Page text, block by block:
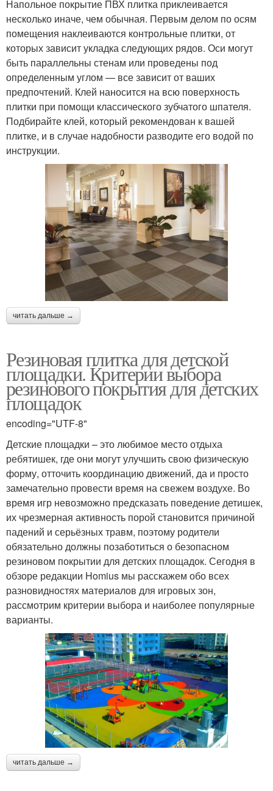
Напольное покрытие ПВХ плитка приклеивается
несколько иначе, чем обычная. Первым делом по осям
помещения наклеиваются контрольные плитки, от
которых зависит укладка следующих рядов. Оси могут
быть параллельны стенам или проведены под
определенным углом — все зависит от ваших
предпочтений. Клей наносится на всю поверхность
плитки при помощи классического зубчатого шпателя.
Подбирайте клей, который рекомендован к вашей
плитке, и в случае надобности разводите его водой по
инструкции.
читать дальше →
Резиновая плитка для детской
площадки. Критерии выбора
резинового покрытия для детских
площадок
encoding="UTF-8"
Детские площадки – это любимое место отдыха
ребятишек, где они могут улучшить свою физическую
форму, отточить координацию движений, да и просто
замечательно провести время на свежем воздухе. Во
время игр невозможно предсказать поведение детишек,
их чрезмерная активность порой становится причиной
падений и серьёзных травм, поэтому родители
обязательно должны позаботиться о безопасном
резиновом покрытии для детских площадок. Сегодня в
обзоре редакции Homius мы расскажем обо всех
разновидностях материалов для игровых зон,
рассмотрим критерии выбора и наиболее популярные
варианты.
читать дальше →